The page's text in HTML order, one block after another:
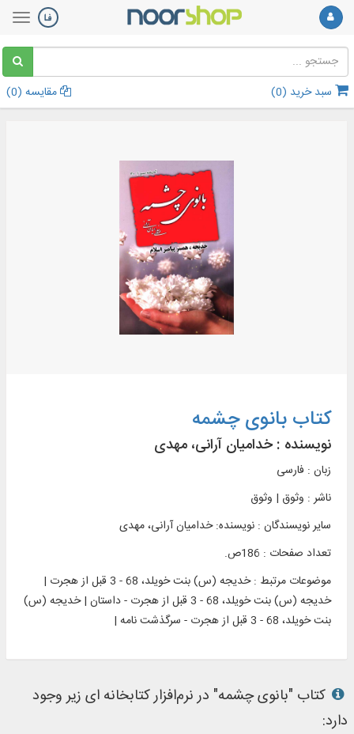
سبد خرید (0
) مقایسه (0
)
کتاب بانوی چشمه
نویسنده : خدامیان آرانی، مهدی
زبان : فارسی
ناشر : وثوق | وثوق
سایر نویسندگان : نویسنده: خدامیان آرانی، مهدی
تعداد صفحات : 186ص.
موضوعات مرتبط :
خدیجه (س) بنت خویلد، 68 - 3 قبل از هجرت |
خدیجه (س) بنت خویلد، 68 - 3 قبل از هجرت ‏-‏ داستان | خدیجه (س)
بنت خویلد، 68 - 3 قبل از هجرت -‏ سرگذشت نامه |
کتاب "بانوی چشمه" در نرم‌افزار کتابخانه ای زیر وجود
دارد: